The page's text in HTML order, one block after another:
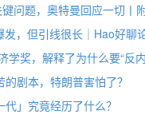
问题，奥特曼回应一切丨
发，但引线很长｜Hao好聊
学奖，解释了为什么要“反
剧本，特朗普害怕了？
」究竟经历了什么？